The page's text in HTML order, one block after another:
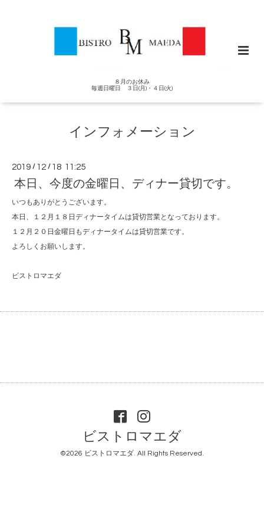
８月のお休み
毎週日曜日 ３日(月)・４日(火)
インフォメーション
2019 / 12 / 18 11:25
本日、今度の金曜日、ディナー貸切です。
いつもありがとうございます。
本日、１２月１８日ディナータイムは貸切営業となっております。
１２月２０日金曜日もディナータイムは貸切営業です。
よろしくお願いします。
ビストロマエダ
ビストロマエダ
©2026 ビストロマエダ. All Rights Reserved.